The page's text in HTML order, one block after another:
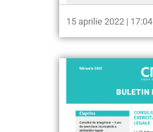
15 aprilie 2022 | 17:04